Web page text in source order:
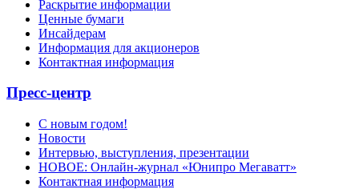
Раскрытие информации
Ценные бумаги
Инсайдерам
Информация для акционеров
Контактная информация
Пресс-центр
С новым годом!
Новости
Интервью, выступления, презентации
НОВОЕ: Онлайн-журнал «Юнипро Мегаватт»
Контактная информация